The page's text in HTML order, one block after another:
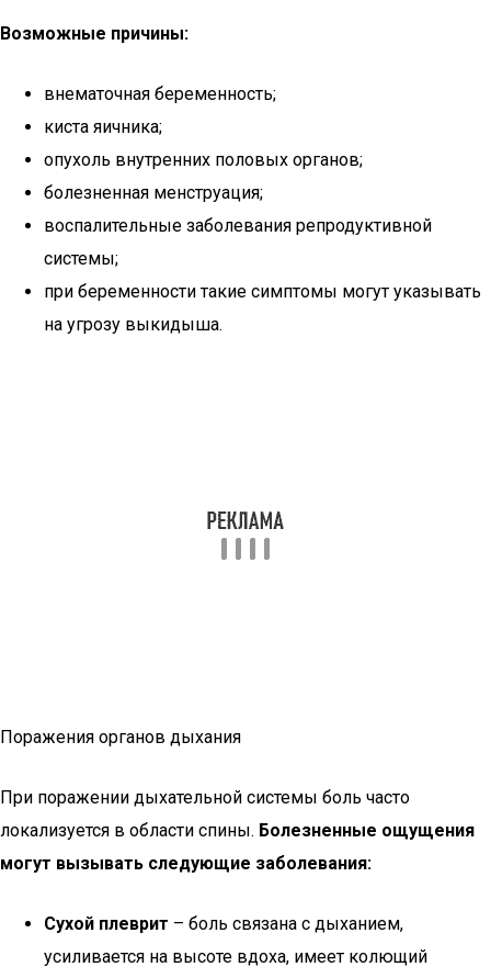
Возможные причины:
внематочная беременность;
киста яичника;
опухоль внутренних половых органов;
болезненная менструация;
воспалительные заболевания репродуктивной
системы;
при беременности такие симптомы могут указывать
на угрозу выкидыша.
Поражения органов дыхания
При поражении дыхательной системы боль часто
локализуется в области спины. Болезненные ощущения
могут вызывать следующие заболевания:
Сухой плеврит – боль связана с дыханием,
усиливается на высоте вдоха, имеет колющий